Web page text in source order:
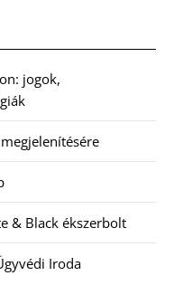
jogok,
& Black ékszerbolt
Iroda